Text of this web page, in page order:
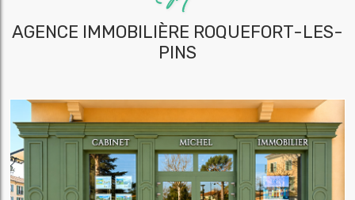
AGENCE IMMOBILIÈRE ROQUEFORT-LES-
PINS